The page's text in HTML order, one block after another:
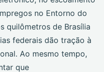
no Entorno do
quilômetros de Brasília
federais dão tração à
Ao mesmo tempo,
que